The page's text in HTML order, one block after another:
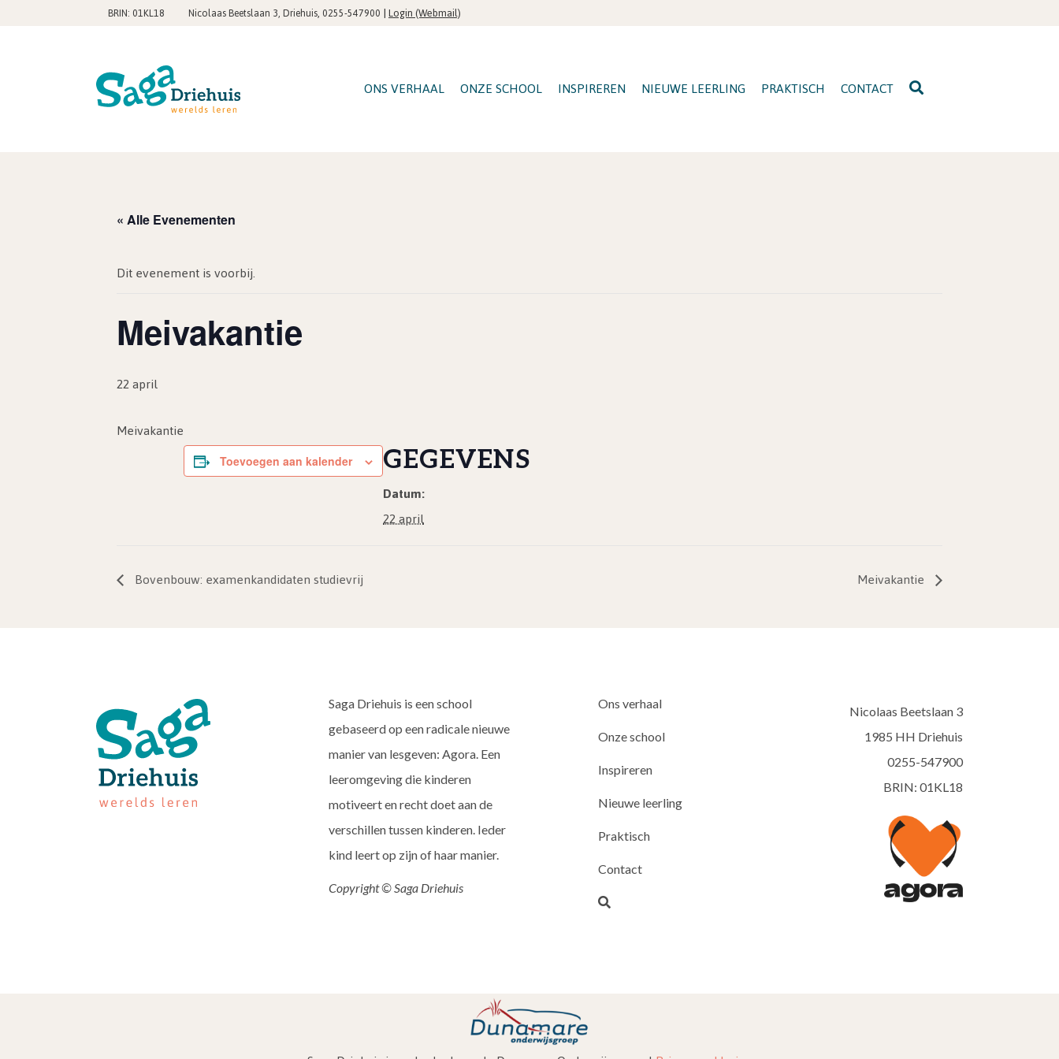
BRIN: 01KL18 Nicolaas Beetslaan 3, Driehuis, 0255-547900 |Login (Webmail)
ONS VERHAAL ONZE SCHOOL INSPIREREN NIEUWE LEERLING PRAKTISCH CONTACT
« Alle Evenementen
Dit evenement is voorbij.
Meivakantie
22 april
Meivakantie
Toevoegen aan kalender GEGEVENS
Datum:
22 april
Bovenbouw: examenkandidaten studievrij Meivakantie
Saga Driehuis is een school
gebaseerd op een radicale nieuwe
manier van lesgeven: Agora. Een
leeromgeving die kinderen
motiveert en recht doet aan de
verschillen tussen kinderen. Ieder
kind leert op zijn of haar manier.
Copyright © Saga Driehuis
Ons verhaal
Onze school
Inspireren
Nieuwe leerling
Praktisch
Contact
Nicolaas Beetslaan 3
1985 HH Driehuis
0255-547900
BRIN: 01KL18